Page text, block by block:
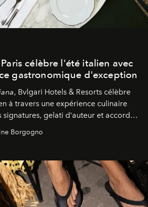
célèbre l'été italien avec
gastronomique d'exception
, Bvlgari Hotels & Resorts célèbre
à travers une expérience culinaire
signatures, gelati d'auteur et accords
Borgogno